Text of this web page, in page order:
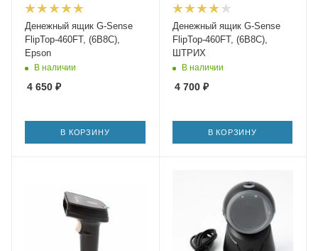
Денежный ящик G-Sense
FlipTop-460FT, (6B8C),
Epson
В наличии
4 650 ₽
В КОРЗИНУ
Денежный ящик G-Sense
FlipTop-460FT, (6B8C),
ШТРИХ
В наличии
4 700₽
В КОРЗИНУ